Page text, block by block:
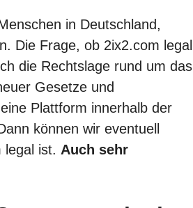
in Deutschland,
Die Frage, ob 2ix2.com legal
die Rechtslage rund um das
Gesetze und
Plattform innerhalb der
können wir eventuell
legal ist. Auch sehr